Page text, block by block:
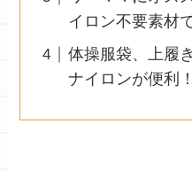
イロン不要素材
体操服袋、上履
ナイロンが便利！